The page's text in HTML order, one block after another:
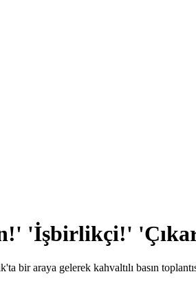
'İşbirlikçi!'
bir araya gelerek kahvaltılı basın